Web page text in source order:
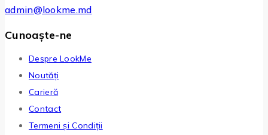
admin@lookme.md
Cunoaște-ne
Despre LookMe
Noutăți
Carieră
Contact
Termeni și Condiții